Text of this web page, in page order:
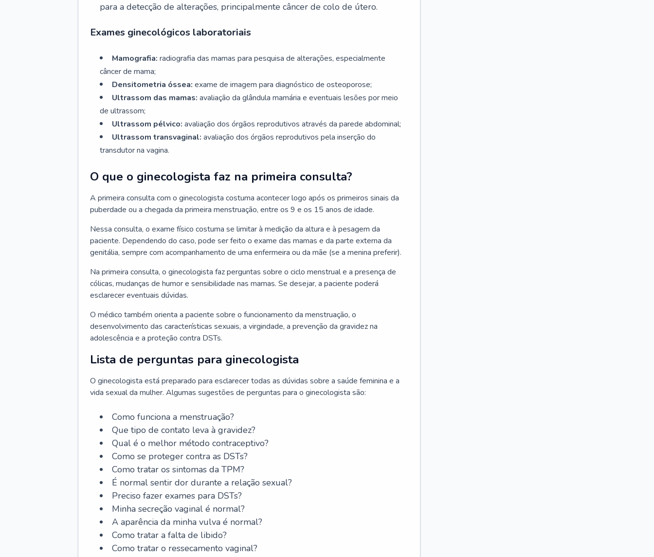
para a detecção de alterações, principalmente câncer de colo de útero.
Exames ginecológicos laboratoriais
Mamografia: radiografia das mamas para pesquisa de alterações, especialmente
câncer de mama;
Densitometria óssea: exame de imagem para diagnóstico de osteoporose;
Ultrassom das mamas: avaliação da glândula mamária e eventuais lesões por meio
de ultrassom;
Ultrassom pélvico: avaliação dos órgãos reprodutivos através da parede abdominal;
Ultrassom transvaginal: avaliação dos órgãos reprodutivos pela inserção do
transdutor na vagina.
O que o ginecologista faz na primeira consulta?
A primeira consulta com o ginecologista costuma acontecer logo após os primeiros sinais da
puberdade ou a chegada da primeira menstruação, entre os 9 e os 15 anos de idade.
Nessa consulta, o exame físico costuma se limitar à medição da altura e à pesagem da
paciente. Dependendo do caso, pode ser feito o exame das mamas e da parte externa da
genitália, sempre com acompanhamento de uma enfermeira ou da mãe (se a menina preferir).
Na primeira consulta, o ginecologista faz perguntas sobre o ciclo menstrual e a presença de
cólicas, mudanças de humor e sensibilidade nas mamas. Se desejar, a paciente poderá
esclarecer eventuais dúvidas.
O médico também orienta a paciente sobre o funcionamento da menstruação, o
desenvolvimento das características sexuais, a virgindade, a prevenção da gravidez na
adolescência e a proteção contra DSTs.
Lista de perguntas para ginecologista
O ginecologista está preparado para esclarecer todas as dúvidas sobre a saúde feminina e a
vida sexual da mulher. Algumas sugestões de perguntas para o ginecologista são:
Como funciona a menstruação?
Que tipo de contato leva à gravidez?
Qual é o melhor método contraceptivo?
Como se proteger contra as DSTs?
Como tratar os sintomas da TPM?
É normal sentir dor durante a relação sexual?
Preciso fazer exames para DSTs?
Minha secreção vaginal é normal?
A aparência da minha vulva é normal?
Como tratar a falta de libido?
Como tratar o ressecamento vaginal?